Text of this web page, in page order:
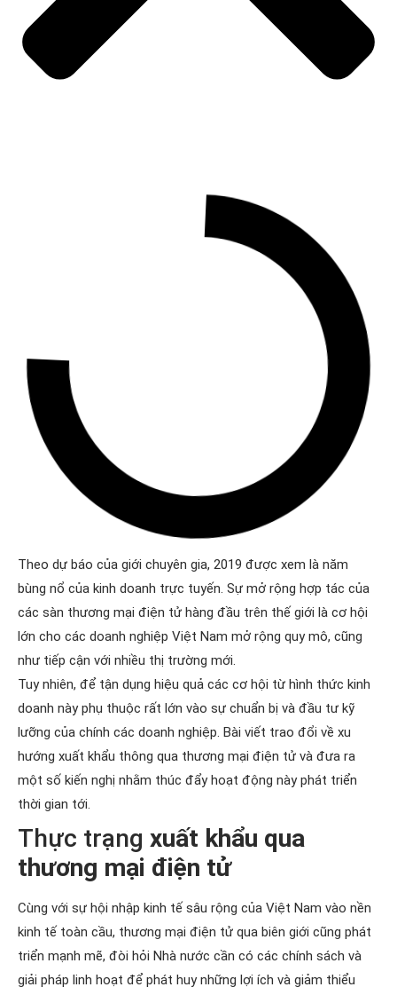
Theo dự báo của giới chuyên gia, 2019 được xem là năm
bùng nổ của kinh doanh trực tuyến. Sự mở rộng hợp tác của
các sàn thương mại điện tử hàng đầu trên thế giới là cơ hội
lớn cho các doanh nghiệp Việt Nam mở rộng quy mô, cũng
như tiếp cận với nhiều thị trường mới.
Tuy nhiên, để tận dụng hiệu quả các cơ hội từ hình thức kinh
doanh này phụ thuộc rất lớn vào sự chuẩn bị và đầu tư kỹ
lưỡng của chính các doanh nghiệp. Bài viết trao đổi về xu
hướng xuất khẩu thông qua thương mại điện tử và đưa ra
một số kiến nghị nhằm thúc đẩy hoạt động này phát triển
thời gian tới.
Thực trạng xuất khẩu qua
thương mại điện tử
Cùng với sự hội nhập kinh tế sâu rộng của Việt Nam vào nền
kinh tế toàn cầu, thương mại điện tử qua biên giới cũng phát
triển mạnh mẽ, đòi hỏi Nhà nước cần có các chính sách và
giải pháp linh hoạt để phát huy những lợi ích và giảm thiểu